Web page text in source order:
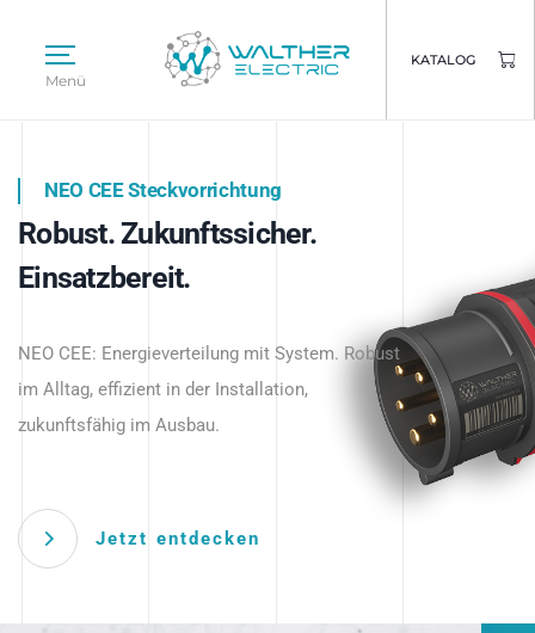
Menü
KATALOG
Intelligente Stromverteilung
beginnt hier.
NEO CEE Steckvorrichtung
Robust. Zukunftssicher.
Einsatzbereit.
NEO CEE: Energieverteilung mit System. Robust
im Alltag, effizient in der Installation,
zukunftsfähig im Ausbau.
Jetzt entdecken
Intelligenz trifft Energie.
Anwendungen – robust, IP-geschützt und
zukunftsfähig.